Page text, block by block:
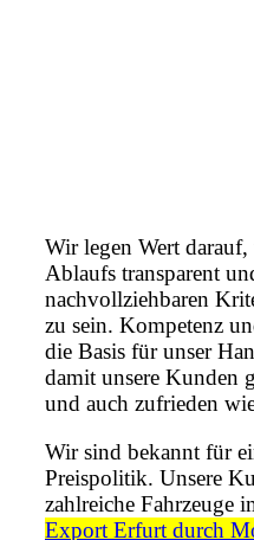
Wir legen Wert darauf,
Ablaufs transparent
nachvollziehbaren
zu sein. Kompetenz
die Basis für unser
damit unsere Kunden
und auch zufrieden
Wir sind bekannt für
Preispolitik. Unsere
zahlreiche Fahrzeuge
Export Erfurt durch